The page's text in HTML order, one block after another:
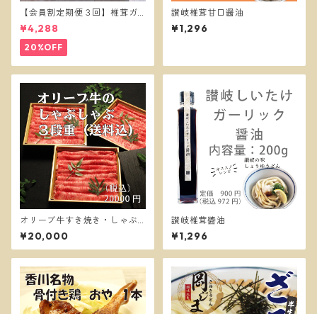
【会員割定期便３回】椎茸ガ
ーリックオイル３本セット
¥4,288
20%OFF
讃岐椎茸甘口醤油
¥1,296
オリーブ牛すき焼き・しゃぶ
しゃぶ三段重【送料無料】
¥20,000
讃岐椎茸醬油
¥1,296